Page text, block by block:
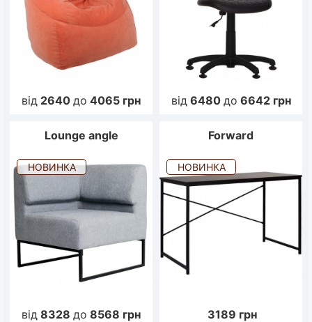
від 2640 до 4065 грн від 6480 до 6642 грн
Lounge angle
НОВИНКА
від 8328 до 8568 грн
Forward
НОВИНКА
3189 грн